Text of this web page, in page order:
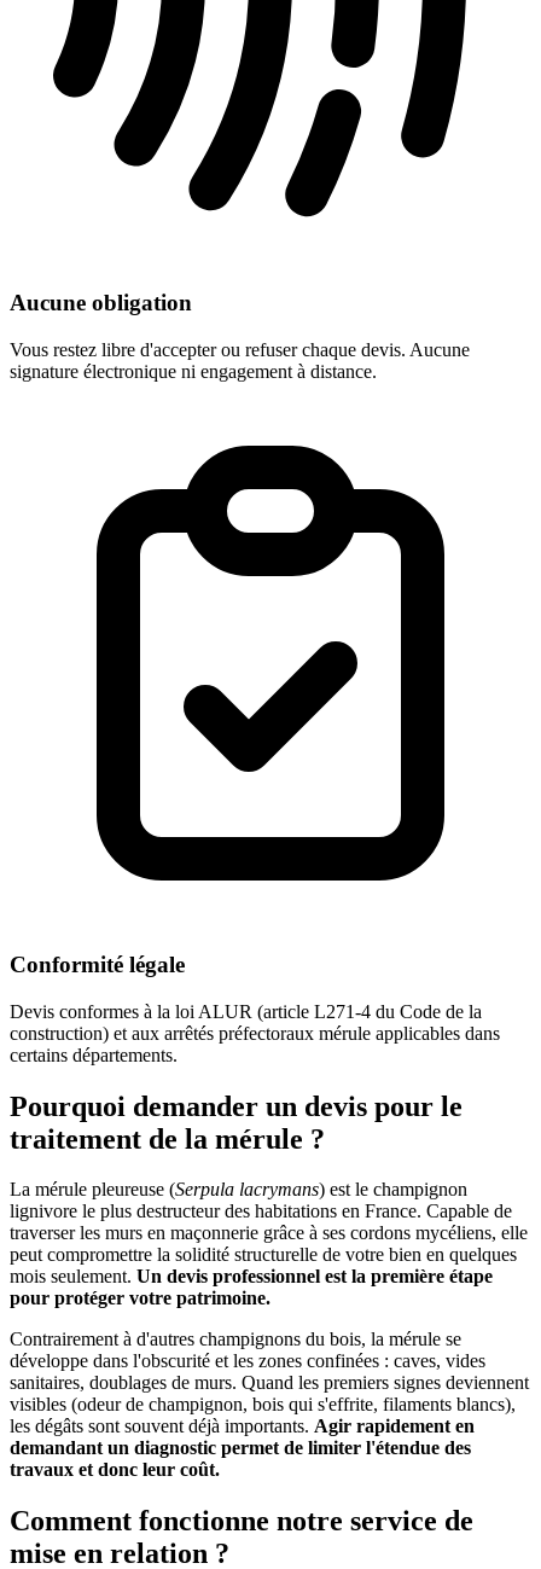
Aucune obligation
Vous restez libre d'accepter ou refuser chaque devis. Aucune
signature électronique ni engagement à distance.
Conformité légale
Devis conformes à la loi ALUR (article L271-4 du Code de la
construction) et aux arrêtés préfectoraux mérule applicables dans
certains départements.
Pourquoi demander un devis pour le
traitement de la mérule ?
La mérule pleureuse (Serpula lacrymans) est le champignon
lignivore le plus destructeur des habitations en France. Capable de
traverser les murs en maçonnerie grâce à ses cordons mycéliens, elle
peut compromettre la solidité structurelle de votre bien en quelques
mois seulement. Un devis professionnel est la première étape
pour protéger votre patrimoine.
Contrairement à d'autres champignons du bois, la mérule se
développe dans l'obscurité et les zones confinées : caves, vides
sanitaires, doublages de murs. Quand les premiers signes deviennent
visibles (odeur de champignon, bois qui s'effrite, filaments blancs),
les dégâts sont souvent déjà importants. Agir rapidement en
demandant un diagnostic permet de limiter l'étendue des
travaux et donc leur coût.
Comment fonctionne notre service de
mise en relation ?